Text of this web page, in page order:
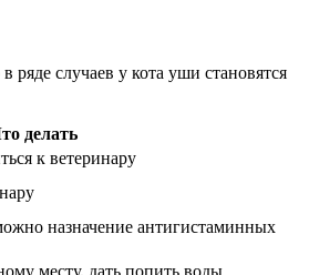
случаев у кота уши становятся
делать
к ветеринару
назначение антигистаминных